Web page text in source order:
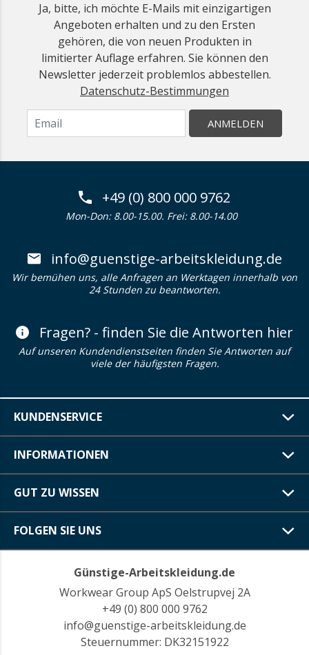
Ja, bitte, ich möchte E-Mails mit einzigartigen
Angeboten erhalten und zu den Ersten
gehören, die von neuen Produkten in
limitierter Auflage erfahren. Sie können den
Newsletter jederzeit problemlos abbestellen.
Datenschutz-Bestimmungen
ANMELDEN
+49 (0) 800 000 9762
Mon-Don: 8.00-15.00. Frei: 8.00-14.00
info@guenstige-arbeitskleidung.de
Wir bemühen uns, alle Anfragen an Werktagen innerhalb von
24 Stunden zu beantworten.
Fragen? - finden Sie die Antworten hier
Auf unseren Kundendienstseiten finden Sie Antworten auf
viele der häufigsten Fragen.
KUNDENSERVICE
INFORMATIONEN
GUT ZU WISSEN
FOLGEN SIE UNS
Günstige-Arbeitskleidung.de
Workwear Group ApS Oelstrupvej 2A
+49 (0) 800 000 9762
info@guenstige-arbeitskleidung.de
Steuernummer: DK32151922